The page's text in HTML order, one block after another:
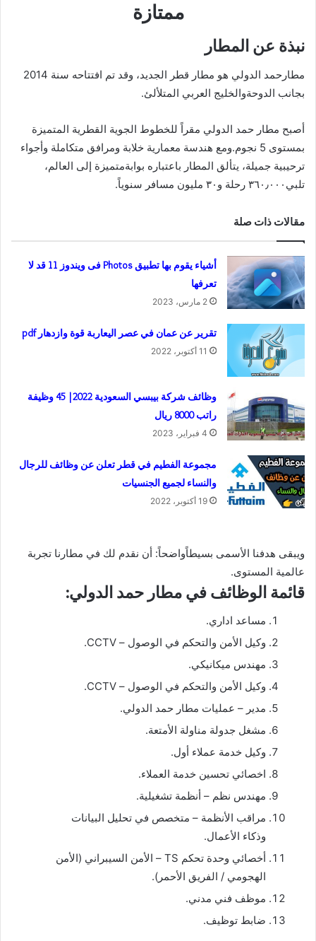
ممتازة
نبذة عن المطار
مطارحمد الدولي هو مطار قطر الجديد، وقد تم افتتاحه سنة 2014
بجانب الدوحةوالخليج العربي المتلألئ.
أصبح مطار حمد الدولي مقراً للخطوط الجوية القطرية المتميزة
بمستوى 5 نجوم.ومع هندسة معمارية خلابة ومرافق متكاملة وأجواء
ترحيبية جميلة، يتألق المطار باعتباره بوابةمتميزة إلى العالم،
تلبي٣٦٠٫٠٠٠ رحلة و٣٠ مليون مسافر سنوياً.
مقالات ذات صلة
أشياء يقوم بها تطبيق Photos فى ويندوز 11 قد لا
تعرفها
2 مارس، 2023
تقرير عن عمان في عصر اليعاربة قوة وازدهار pdf
11 أكتوبر، 2022
وظائف شركة بيبسي السعودية 2022| 45 وظيفة
راتب 8000 ريال
4 فبراير، 2023
مجموعة الفطيم في قطر تعلن عن وظائف للرجال
والنساء لجميع الجنسيات
19 أكتوبر، 2022
ويبقى هدفنا الأسمى بسيطاًواضحاً: أن نقدم لك في مطارنا تجربة
عالمية المستوى.
قائمة الوظائف في مطار حمد الدولي:
مساعد اداري.
وكيل الأمن والتحكم في الوصول – CCTV.
مهندس ميكانيكي.
وكيل الأمن والتحكم في الوصول – CCTV.
مدير – عمليات مطار حمد الدولي.
مشغل جدولة مناولة الأمتعة.
وكيل خدمة عملاء أول.
اخصائي تحسين خدمة العملاء.
مهندس نظم – أنظمة تشغيلية.
مراقب الأنظمة – متخصص في تحليل البيانات
وذكاء الأعمال.
أخصائي وحدة تحكم TS – الأمن السيبراني (الأمن
الهجومي / الفريق الأحمر).
موظف فني مدني.
ضابط توظيف.